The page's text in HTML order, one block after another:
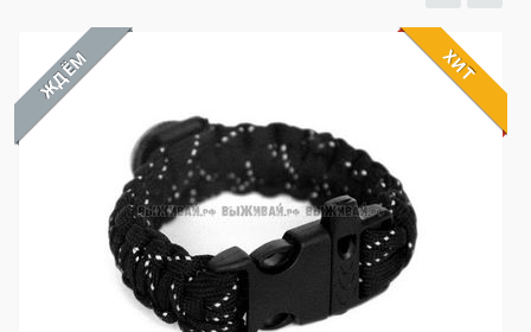
ЖДЁМ ХИТ